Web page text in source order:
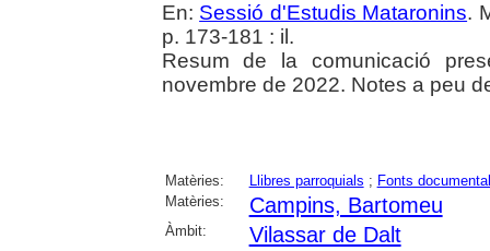
En: Sessió d'Estudis Mataronins.
p. 173-181 : il.
Resum de la comunicació
novembre de 2022. Notes a peu
Matèries: Llibres parroquials ; Fonts
Matèries:
Campins, Bartomeu
Àmbit: Vilassar de Dalt